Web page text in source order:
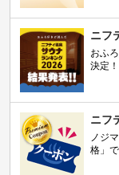
ニフ
おふ
決定！
ニフ
ノジ
格」